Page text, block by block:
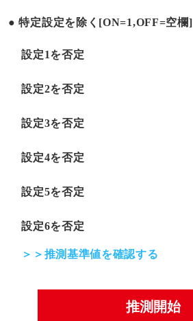
特定設定を除く[ON=1,OFF=空欄]
設定1を否定
設定2を否定
設定3を否定
設定4を否定
設定5を否定
設定6を否定
＞＞推測基準値を確認する
推測開始